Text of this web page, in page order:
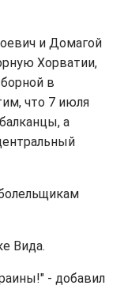
и Домагой
Хорватии,
в
что 7 июля
а
Вида.
- добавил